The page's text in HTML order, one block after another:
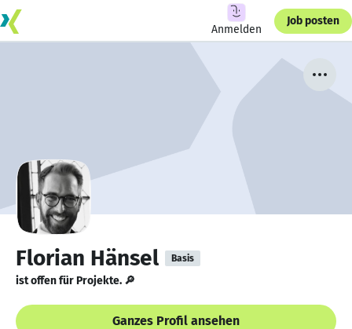
Anmelden
Job posten
Florian Hänsel Basis
ist offen für Projekte. 🔎
Ganzes Profil ansehen